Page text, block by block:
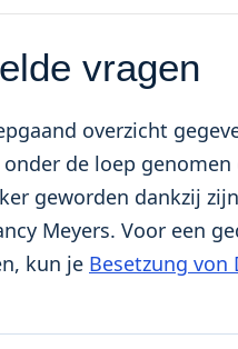
vragen
overzicht
de loep genomen
geworden dankzij
Meyers. Voor een
kun je Besetzung von